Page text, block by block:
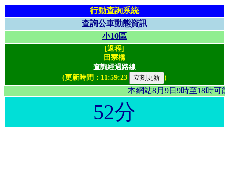
行動查詢系統
查詢公車動態資訊
小10區
[返程]
田寮橋
查詢經過路線
(更新時間： 11:59:23 )
本網站8月9日9時至18
52分